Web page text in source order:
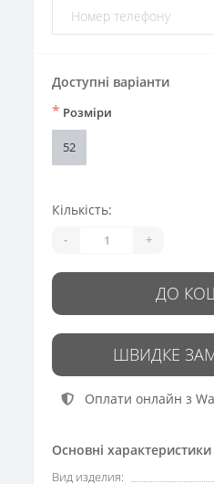
Основні характеристики
Вид изделия:
Доступні варіанти
* Розміри
52
Кількість:
- +
ДО
ШВИДКЕ
Оплати онлайн з